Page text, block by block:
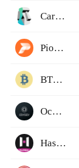
Carbon DeFi
Pionex
BTCTradeUA
Ocnex
HashKey Global